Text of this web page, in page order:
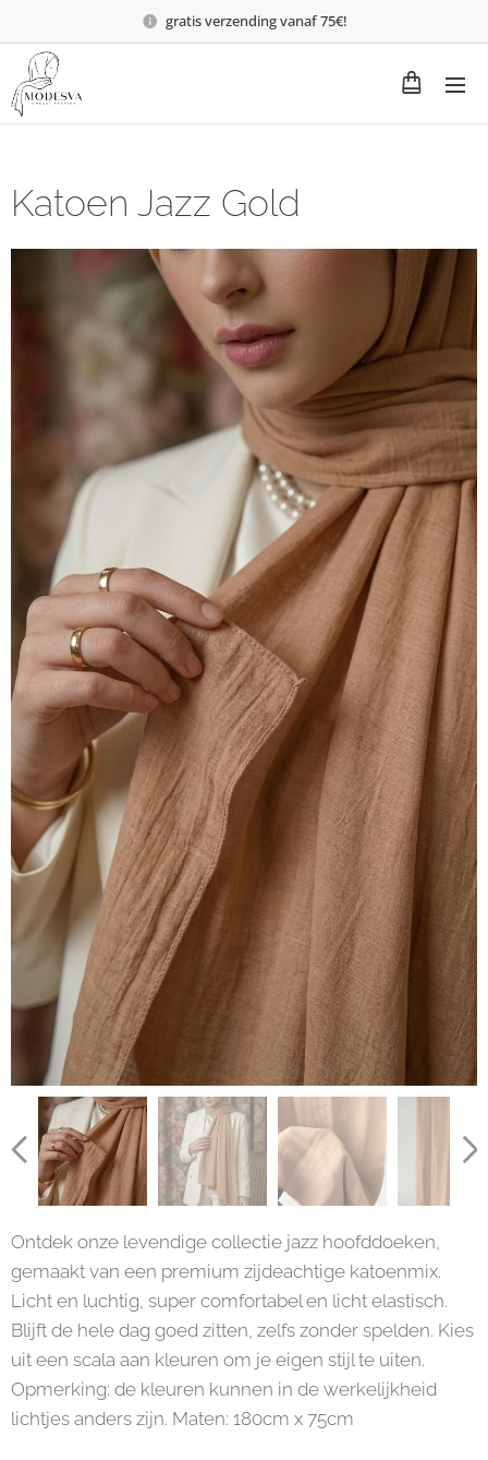
gratis verzending vanaf 75€!
Katoen Jazz Gold
Ontdek onze levendige collectie jazz hoofddoeken,
gemaakt van een premium zijdeachtige katoenmix.
Licht en luchtig, super comfortabel en licht elastisch.
Blijft de hele dag goed zitten, zelfs zonder spelden. Kies
uit een scala aan kleuren om je eigen stijl te uiten.
Opmerking: de kleuren kunnen in de werkelijkheid
lichtjes anders zijn. Maten: 180cm x 75cm